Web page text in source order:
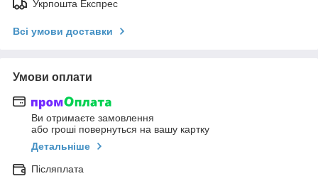
Укрпошта Експрес
Всі умови доставки
Умови оплати
Ви отримаєте замовлення
або гроші повернуться на вашу картку
Детальніше
Післяплата